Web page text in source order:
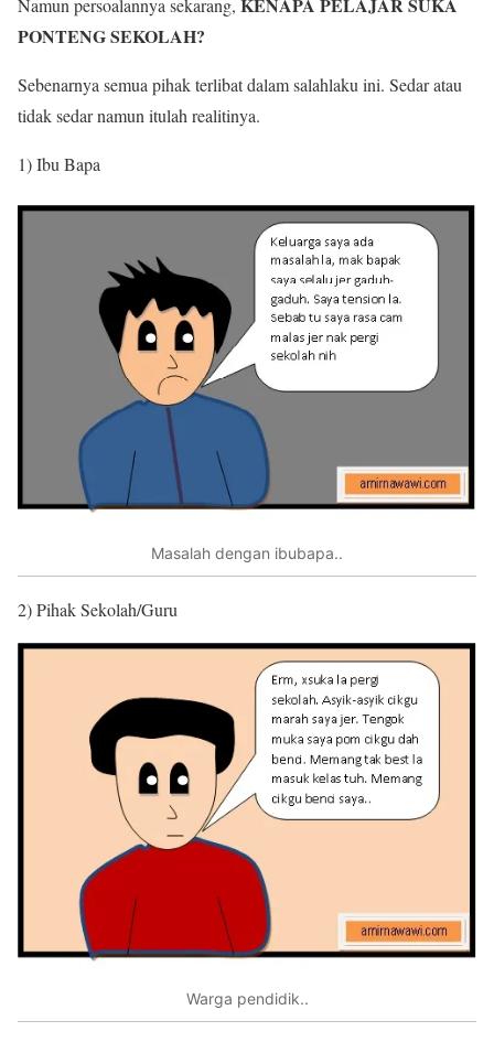
Namun persoalannya sekarang,
PONTENG SEKOLAH?
Sebenarnya semua pihak terlibat dalam salahlaku ini. Sedar atau
tidak sedar namun itulah realitinya.
1) Ibu Bapa
Masalah dengan ibubapa..
2) Pihak Sekolah/Guru
Warga pendidik..